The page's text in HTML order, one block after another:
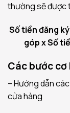
thường sẽ được
Số tiền đăng
góp x Số
Các bước
– Hướng dẫn
cửa hàng